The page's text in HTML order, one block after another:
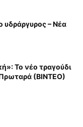
υδράργυρος – Νέα
Το νέο τραγούδι
Πρωταρά (ΒΙΝΤΕΟ)